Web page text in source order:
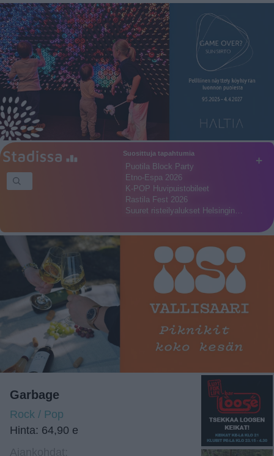
+
Suosittuja tapahtumia
Puotila Block Party
Etno-Espa 2026
K-POP Huvipuistobileet
Rastila Fest 2026
Suuret risteilyalukset Helsingin…
Garbage
Rock / Pop
Hinta: 64,90 e